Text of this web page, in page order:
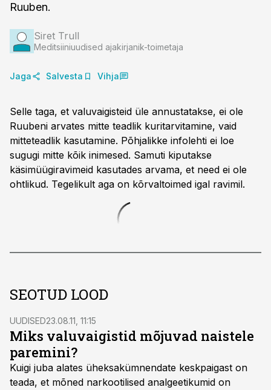
Ruuben.
Siret Trull
Meditsiiniuudised ajakirjanik-toimetaja
Jaga Salvesta Vihja
Selle taga, et valuvaigisteid üle annustatakse, ei ole
Ruubeni arvates mitte teadlik kuritarvitamine, vaid
mitteteadlik kasutamine. Põhjalikke infolehti ei loe
sugugi mitte kõik inimesed. Samuti kiputakse
käsimüügiravimeid kasutades arvama, et need ei ole
ohtlikud. Tegelikult aga on kõrvaltoimed igal ravimil.
SEOTUD LOOD
UUDISED23.08.11, 11:15
Miks valuvaigistid mõjuvad naistele
paremini?
Kuigi juba alates üheksakümnendate keskpaigast on
teada, et mõned narkootilised analgeetikumid on